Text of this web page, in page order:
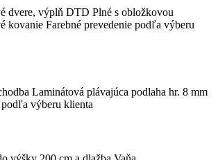
dvere, výplň DTD Plné s obložkovou
kovanie Farebné prevedenie podľa výberu
Laminátová plávajúca podlaha hr. 8 mm
podľa výberu klienta